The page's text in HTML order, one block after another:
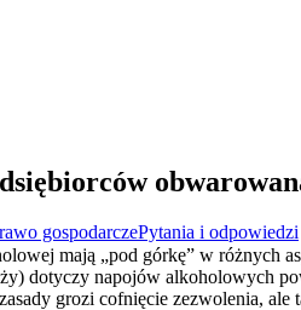
gospodarczePytania i odpowiedzi
mają „pod górkę” w różnych
dotyczy napojów alkoholowych
grozi cofnięcie zezwolenia, ale